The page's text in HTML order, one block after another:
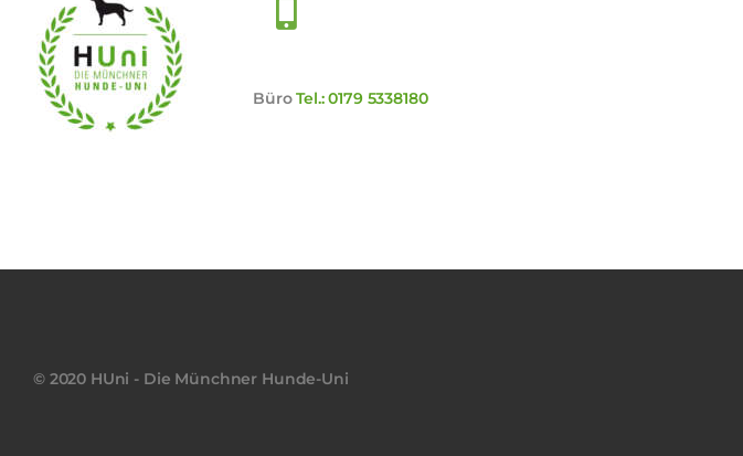
BüroTel.:0179 5338180
© 2020 HUni - Die Münchner Hunde-Uni